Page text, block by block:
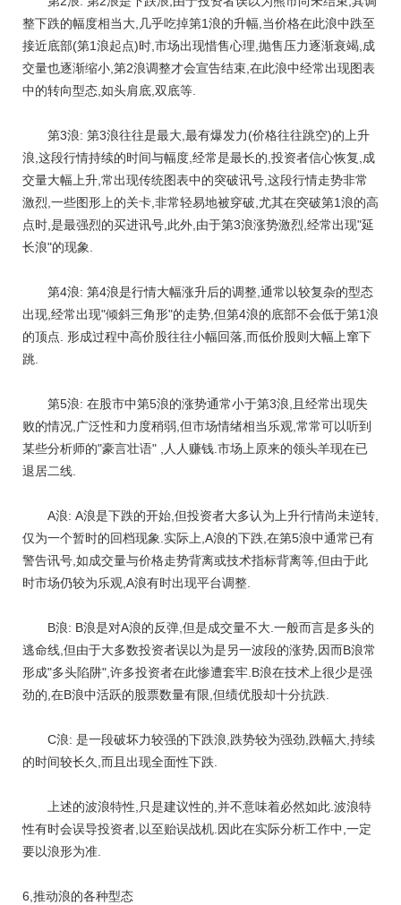
整下跌的幅度相当大,几乎吃掉第1浪的升幅,当价格在此浪中跌至
接近底部(第1浪起点)时,市场出现惜售心理,抛售压力逐渐衰竭,成
交量也逐渐缩小,第2浪调整才会宣告结束,在此浪中经常出现图表
中的转向型态,如头肩底,双底等.
第3浪: 第3浪往往是最大,最有爆发力(价格往往跳空)的上升
浪,这段行情持续的时间与幅度,经常是最长的,投资者信心恢复,成
交量大幅上升,常出现传统图表中的突破讯号,这段行情走势非常
激烈,一些图形上的关卡,非常轻易地被穿破,尤其在突破第1浪的高
点时,是最强烈的买进讯号,此外,由于第3浪涨势激烈,经常出现"延
长浪"的现象.
第4浪: 第4浪是行情大幅涨升后的调整,通常以较复杂的型态
出现,经常出现"倾斜三角形"的走势,但第4浪的底部不会低于第1浪
的顶点. 形成过程中高价股往往小幅回落,而低价股则大幅上窜下
跳.
第5浪: 在股市中第5浪的涨势通常小于第3浪,且经常出现失
败的情况,广泛性和力度稍弱,但市场情绪相当乐观,常常可以听到
某些分析师的"豪言壮语" ,人人赚钱.市场上原来的领头羊现在已
退居二线.
A浪: A浪是下跌的开始,但投资者大多认为上升行情尚未逆转,
仅为一个暂时的回档现象.实际上,A浪的下跌,在第5浪中通常已有
警告讯号,如成交量与价格走势背离或技术指标背离等,但由于此
时市场仍较为乐观,A浪有时出现平台调整.
B浪: B浪是对A浪的反弹,但是成交量不大.一般而言是多头的
逃命线,但由于大多数投资者误以为是另一波段的涨势,因而B浪常
形成"多头陷阱",许多投资者在此惨遭套牢.B浪在技术上很少是强
劲的,在B浪中活跃的股票数量有限,但绩优股却十分抗跌.
C浪: 是一段破坏力较强的下跌浪,跌势较为强劲,跌幅大,持续
的时间较长久,而且出现全面性下跌.
上述的波浪特性,只是建议性的,并不意味着必然如此.波浪特
性有时会误导投资者,以至贻误战机.因此在实际分析工作中,一定
要以浪形为准.
6,推动浪的各种型态